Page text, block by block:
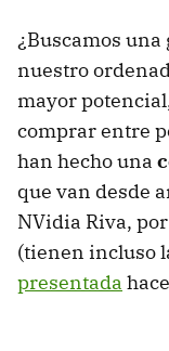
¿Buscamos
nuestro
mayor
comprar entre
han hecho una
que van desde
NVidia Riva,
(tienen incluso
presentada